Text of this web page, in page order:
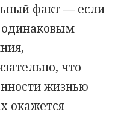
факт — если
одинаковым
что
жизнью
окажется